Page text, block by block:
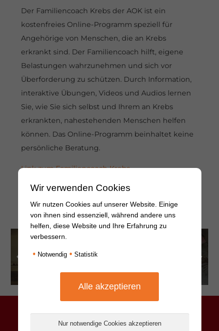
Der Familiencoach Krebs der AOK ist ein
kostenfreies Online-Programm speziell für
Angehörige von Menschen, die an Krebs
erkrankt sind. Der Familiencoach hilft, eigene
Belastungen wahrzunehmen und sich vor
Überforderung zu schützen. Durch Information,
interaktive Übungen, Videos und Audios lernen
Sie, wie Sie sich selbst und Ihrem an Krebs
erkrankten, nahestehenden Menschen helfen
können. Das Online-Programm beinhaltet keine
persönliche Beratung.
Link zum Familiencoach Krebs
weitere Beiträge ansehen
Trainingsvideos für zu
Wir verwenden Cookies
Wir nutzen Cookies auf unserer Website. Einige
von ihnen sind essenziell, während andere uns
helfen, diese Website und Ihre Erfahrung zu
verbessern.
• Notwendig • Statistik